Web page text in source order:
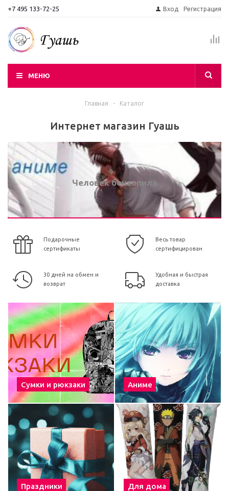
+7 495 133-72-25 Вход Регистрация
МЕНЮ
Главная - Каталог
Интернет магазин Гуашь
Человек бензопила
Подарочные
сертификаты
Весь товар
сертифицирован
30 дней на обмен и
возврат
Удобная и быстрая
доставка
Сумки и рюкзаки Аниме
Праздники Для дома